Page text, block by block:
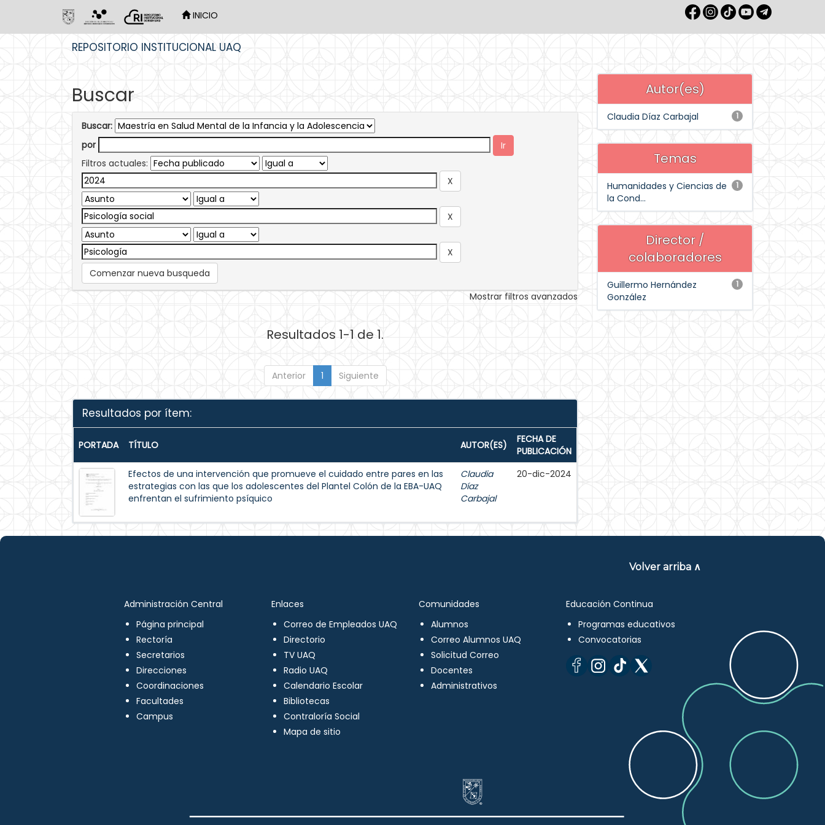
INICIO
REPOSITORIO INSTITUCIONAL UAQ
Buscar
Buscar:
por
Filtros actuales:
Comenzar nueva busqueda
Mostrar filtros avanzados
Resultados 1-1 de 1.
Anterior 1 Siguiente
Resultados por ítem:
PORTADA TÍTULO AUTOR(ES)
FECHA DE
PUBLICACIÓN
Efectos de una intervención que promueve el cuidado entre pares en las
estrategias con las que los adolescentes del Plantel Colón de la EBA-UAQ
enfrentan el sufrimiento psíquico
Claudia
Díaz
Carbajal
20-dic-2024
Autor(es)
1
Claudia Díaz Carbajal
Temas
1
Humanidades y Ciencias de
la Cond...
Director /
colaboradores
1
Guillermo Hernández
González
Volver arriba ∧
Administración Central
Página principal
Rectoría
Secretarios
Direcciones
Coordinaciones
Facultades
Campus
Enlaces
Correo de Empleados UAQ
Directorio
TV UAQ
Radio UAQ
Calendario Escolar
Bibliotecas
Contraloría Social
Mapa de sitio
Comunidades
Alumnos
Correo Alumnos UAQ
Solicitud Correo
Docentes
Administrativos
Educación Continua
Programas educativos
Convocatorias